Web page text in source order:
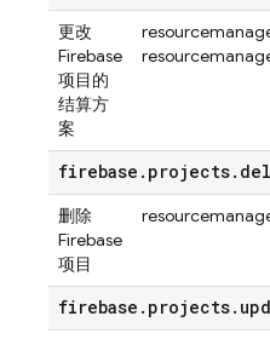
更改
Firebase
项目的
结算方
案
firebase . projects.
删除
Firebase
项目
firebase . projects.